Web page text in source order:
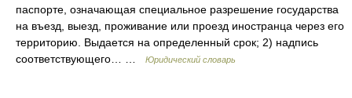
паспорте, означающая специальное разрешение государства
на въезд, выезд, проживание или проезд иностранца через его
территорию. Выдается на определенный срок; 2) надпись
соответствующего… …
Юридический словарь